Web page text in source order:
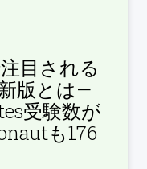
目される
版とは—
受験数が
も176